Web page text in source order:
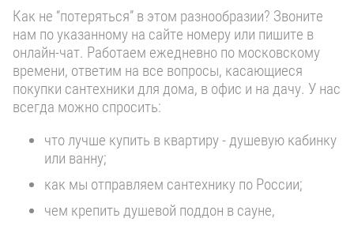
Как не “потеряться” в этом разнообразии? Звоните
нам по указанному на сайте номеру или пишите в
онлайн-чат. Работаем ежедневно по московскому
времени, ответим на все вопросы, касающиеся
покупки сантехники для дома, в офис и на дачу. У нас
всегда можно спросить:
что лучше купить в квартиру - душевую кабинку
или ванну;
как мы отправляем сантехнику по России;
чем крепить душевой поддон в сауне,